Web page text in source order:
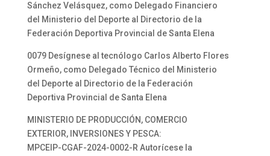
Sánchez Velásquez, como Delegado Financiero
del Ministerio del Deporte al Directorio de la
Federación Deportiva Provincial de Santa Elena
0079 Desígnese al tecnólogo Carlos Alberto Flores
Ormeño, como Delegado Técnico del Ministerio
del Deporte al Directorio de la Federación
Deportiva Provincial de Santa Elena
MINISTERIO DE PRODUCCIÓN, COMERCIO
EXTERIOR, INVERSIONES Y PESCA:
MPCEIP-CGAF-2024-0002-R Autorícese la